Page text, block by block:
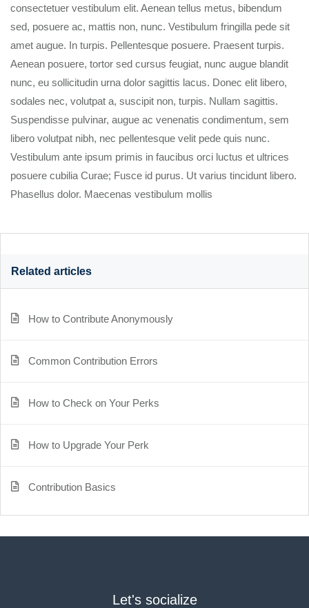
consectetuer vestibulum elit. Aenean tellus metus, bibendum
sed, posuere ac, mattis non, nunc. Vestibulum fringilla pede sit
amet augue. In turpis. Pellentesque posuere. Praesent turpis.
Aenean posuere, tortor sed cursus feugiat, nunc augue blandit
nunc, eu sollicitudin urna dolor sagittis lacus. Donec elit libero,
sodales nec, volutpat a, suscipit non, turpis. Nullam sagittis.
Suspendisse pulvinar, augue ac venenatis condimentum, sem
libero volutpat nibh, nec pellentesque velit pede quis nunc.
Vestibulum ante ipsum primis in faucibus orci luctus et ultrices
posuere cubilia Curae; Fusce id purus. Ut varius tincidunt libero.
Phasellus dolor. Maecenas vestibulum mollis
Related articles
How to Contribute Anonymously
Common Contribution Errors
How to Check on Your Perks
How to Upgrade Your Perk
Contribution Basics
Let's socialize